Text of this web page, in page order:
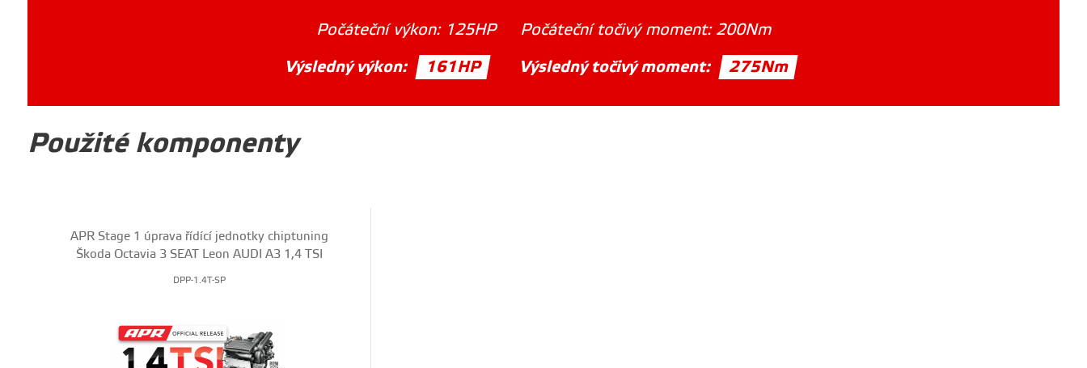
Počáteční výkon: 125HP Počáteční točivý moment: 200Nm
Výsledný výkon: 161HP Výsledný točivý moment: 275Nm
Použité komponenty
APR Stage 1 úprava řídící jednotky chiptuning
Škoda Octavia 3 SEAT Leon AUDI A3 1,4 TSI
DPP-1.4T-SP